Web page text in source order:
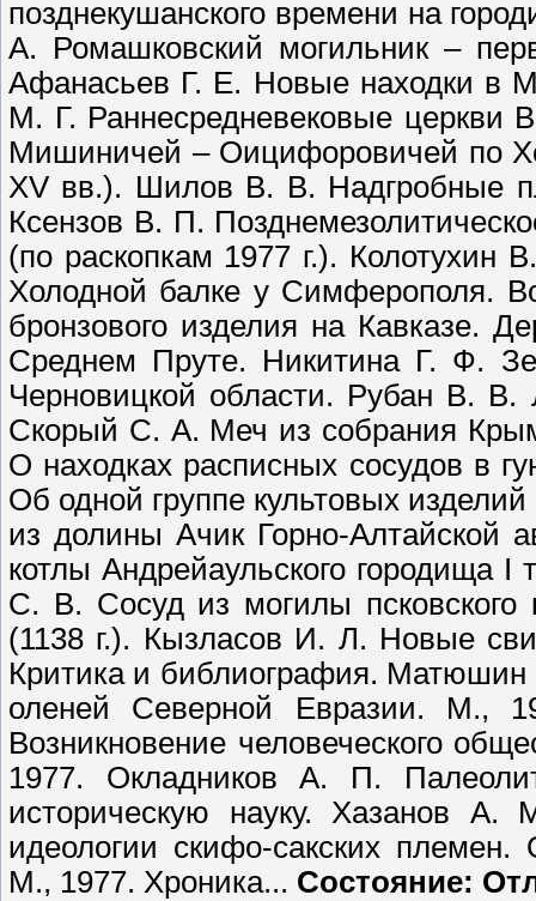
позднекушанского времени на
А. Ромашковский могильник –
Афанасьев Г. Е. Новые находки в
М. Г. Раннесредневековые церкви
Мишиничей – Оицифоровичей по
XV вв.). Шилов В. В. Надгробные
Ксензов В. П.
(по раскопкам 1977 г.). Колотухин
Холодной балке у Симферополя.
бронзового изделия на Кавказе.
Среднем Пруте. Никитина Г. Ф.
Черновицкой области. Рубан В.
Скорый С. А. Меч из собрания
О находках расписных сосудов в
Об одной группе культовых
из долины Ачик Горно-Алтайской
котлы Андрейаульского городища
С. В. Сосуд из могилы псковского
(1138 г.). Кызласов И. Л. Новые
Критика и библиография. Матюшин
оленей Северной Евразии. М.,
Возникновение человеческого
1977. Окладников А. П.
историческую науку. Хазанов
идеологии скифо-сакских
М., 1977. Хроника... Состояние: